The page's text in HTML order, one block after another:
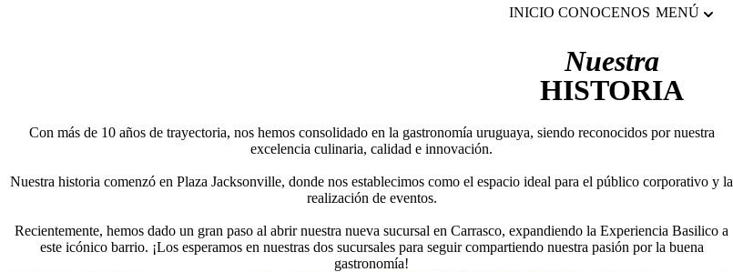
INICIO CONOCENOS MENÚ
Nuestra
HISTORIA
Con más de 10 años de trayectoria, nos hemos consolidado en la gastronomía uruguaya, siendo reconocidos por nuestra
excelencia culinaria, calidad e innovación.
Nuestra historia comenzó en Plaza Jacksonville, donde nos establecimos como el espacio ideal para el público corporativo y la
realización de eventos.
Recientemente, hemos dado un gran paso al abrir nuestra nueva sucursal en Carrasco, expandiendo la Experiencia Basilico a
este icónico barrio. ¡Los esperamos en nuestras dos sucursales para seguir compartiendo nuestra pasión por la buena
gastronomía!